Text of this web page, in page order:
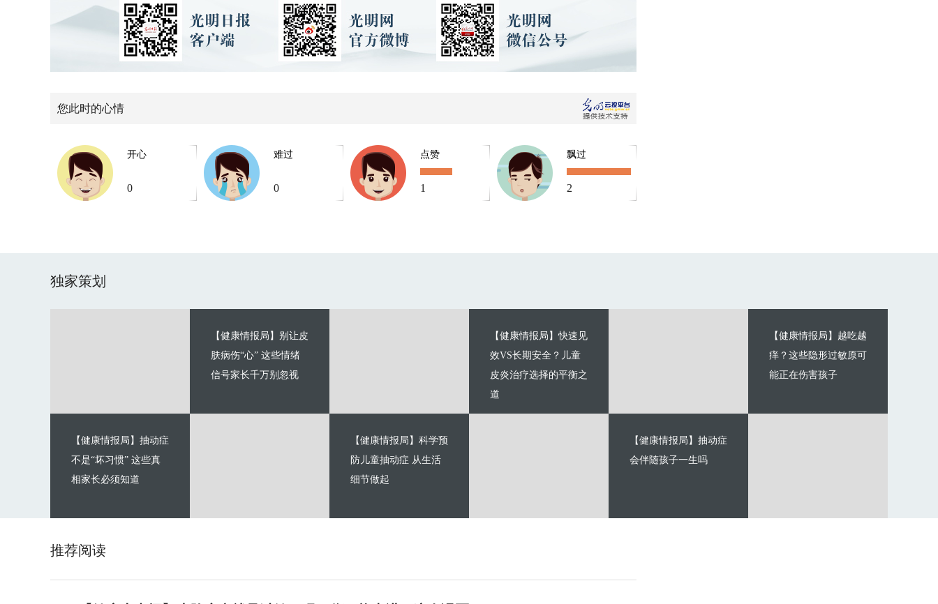
您此时的心情
开心
0
难过
0
点赞
1
飘过
2
独家策划
【健康情报局】别让皮
肤病伤“心” 这些情绪
信号家长千万别忽视
【健康情报局】抽动症
不是“坏习惯” 这些真
相家长必须知道
【健康情报局】快速见
效VS长期安全？儿童
皮炎治疗选择的平衡之
道
【健康情报局】科学预
防儿童抽动症 从生活
细节做起
【健康情报局】越吃越
痒？这些隐形过敏原可
能正在伤害孩子
【健康情报局】抽动症
会伴随孩子一生吗
推荐阅读